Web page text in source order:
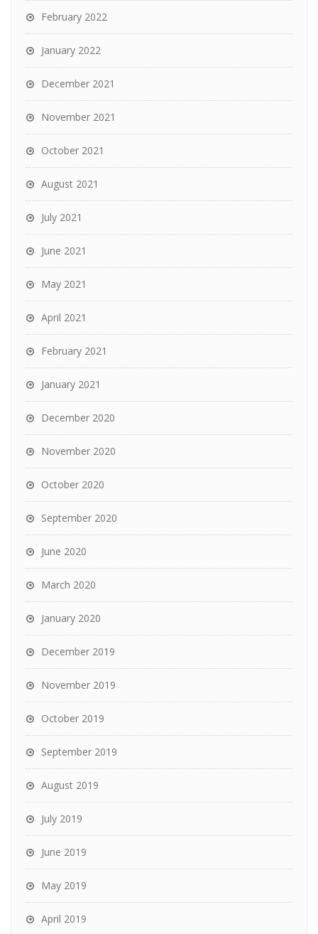
February 2022
January 2022
December 2021
November 2021
October 2021
August 2021
July 2021
June 2021
May 2021
April 2021
February 2021
January 2021
December 2020
November 2020
October 2020
September 2020
June 2020
March 2020
January 2020
December 2019
November 2019
October 2019
September 2019
August 2019
July 2019
June 2019
May 2019
April 2019